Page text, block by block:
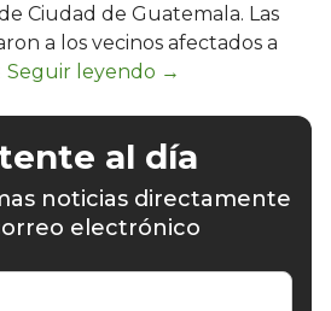
Ciudad de Guatemala. Las
a los vecinos afectados a
al día
noticias directamente
electrónico